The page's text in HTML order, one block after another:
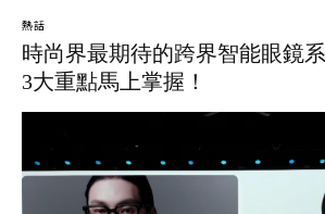
熱話
時尚界最期待的跨界智能眼鏡
3大重點馬上掌握！